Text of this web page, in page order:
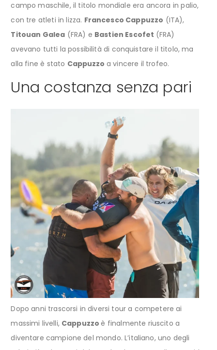
campo maschile, il titolo mondiale era ancora in palio,
con tre atleti in lizza. Francesco Cappuzzo (ITA),
Titouan Galea (FRA) e Bastien Escofet (FRA)
avevano tutti la possibilità di conquistare il titolo, ma
alla fine è stato Cappuzzo a vincere il trofeo.
Una costanza senza pari
Dopo anni trascorsi in diversi tour a competere ai
massimi livelli, Cappuzzoè finalmente riuscito a
diventare campione del mondo. L’italiano, uno degli